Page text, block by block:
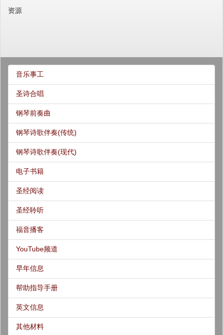
资源
音乐事工
圣诗合唱
钢琴前奏曲
钢琴诗歌伴奏(传统)
钢琴诗歌伴奏(现代)
电子书籍
圣经阅读
圣经聆听
福音播客
YouTube频道
早年信息
帮助指导手册
英文信息
其他材料